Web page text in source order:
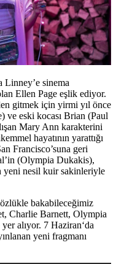
Linney’e sinema
Ellen Page eşlik ediyor.
gitmek için yirmi yıl önce
ve eski kocası Brian (Paul
Mary Ann karakterini
hayatının yarattığı
Francisco’suna geri
(Olympia Dukakis),
yeni nesil kuir sakinleriyle
bakabileceğimiz
Charlie Barnett, Olympia
alıyor. 7 Haziran‘da
yeni fragmanı